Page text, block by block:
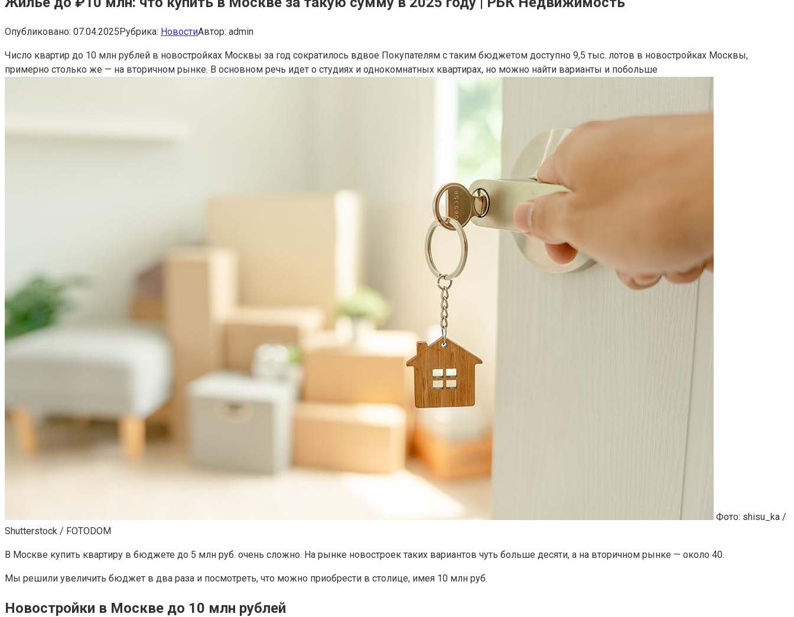
Опубликовано: 07.04.2025Рубрика: НовостиАвтор: admin
Число квартир до 10 млн рублей в новостройках Москвы за год сократилось вдвое Покупателям с таким бюджетом доступно 9,5 тыс. лотов в новостройках Москвы,
примерно столько же — на вторичном рынке. В основном речь идет о студиях и однокомнатных квартирах, но можно найти варианты и побольше
Фото: shisu_ka /
Shutterstock / FOTODOM
В Москве купить квартиру в бюджете до 5 млн руб. очень сложно. На рынке новостроек таких вариантов чуть больше десяти, а на вторичном рынке — около 40.
Мы решили увеличить бюджет в два раза и посмотреть, что можно приобрести в столице, имея 10 млн руб.
Новостройки в Москве до 10 млн рублей